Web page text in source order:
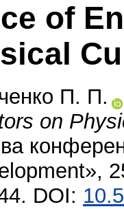
of
П. П.
on
DOI: